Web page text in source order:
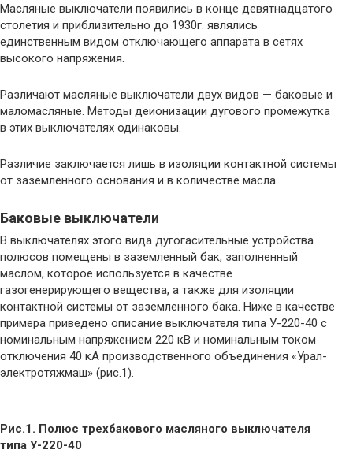
Масляные выключатели появились в конце девятнадцатого
столетия и приблизительно до 1930г. являлись
единственным видом отключающего аппарата в сетях
высокого напряжения.
Различают масляные выключатели двух видов — баковые и
маломасляные. Методы деионизации дугового промежутка
в этих выключателях одинаковы.
Различие заключается лишь в изоляции контактной системы
от заземленного основания и в количестве масла.
Баковые выключатели
В выключателях этого вида дугогасительные устройства
полюсов помещены в заземленный бак, заполненный
маслом, которое используется в качестве
газогенерирующего вещества, а также для изоляции
контактной системы от заземленного бака. Ниже в качестве
примера приведено описание выключателя типа У-220-40 с
номинальным напряжением 220 кВ и номинальным током
отключения 40 кА производственного объединения «Урал-
электротяжмаш» (рис.1).
Рис.1. Полюс трехбакового масляного выключателя
типа У-220-40